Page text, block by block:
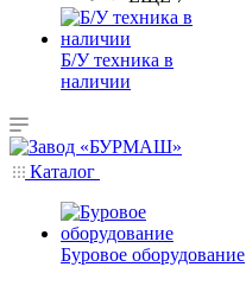
Б/У техника в
наличии
Каталог
Буровое оборудование